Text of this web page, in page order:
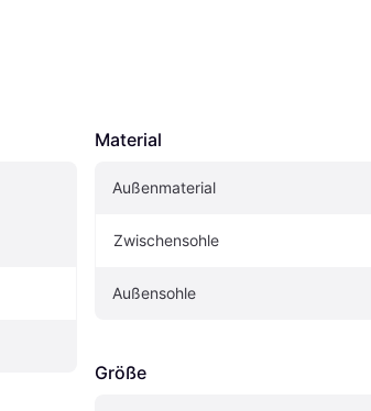
Material
Außenmaterial
Zwischensohle
Außensohle
Größe